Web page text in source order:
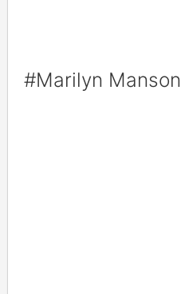
#Marilyn Manson